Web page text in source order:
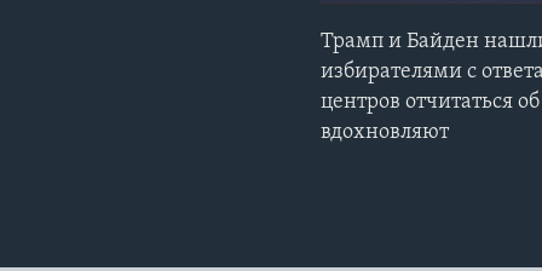
Трамп и Байден
избирателями с
центров отчитаться
вдохновляют